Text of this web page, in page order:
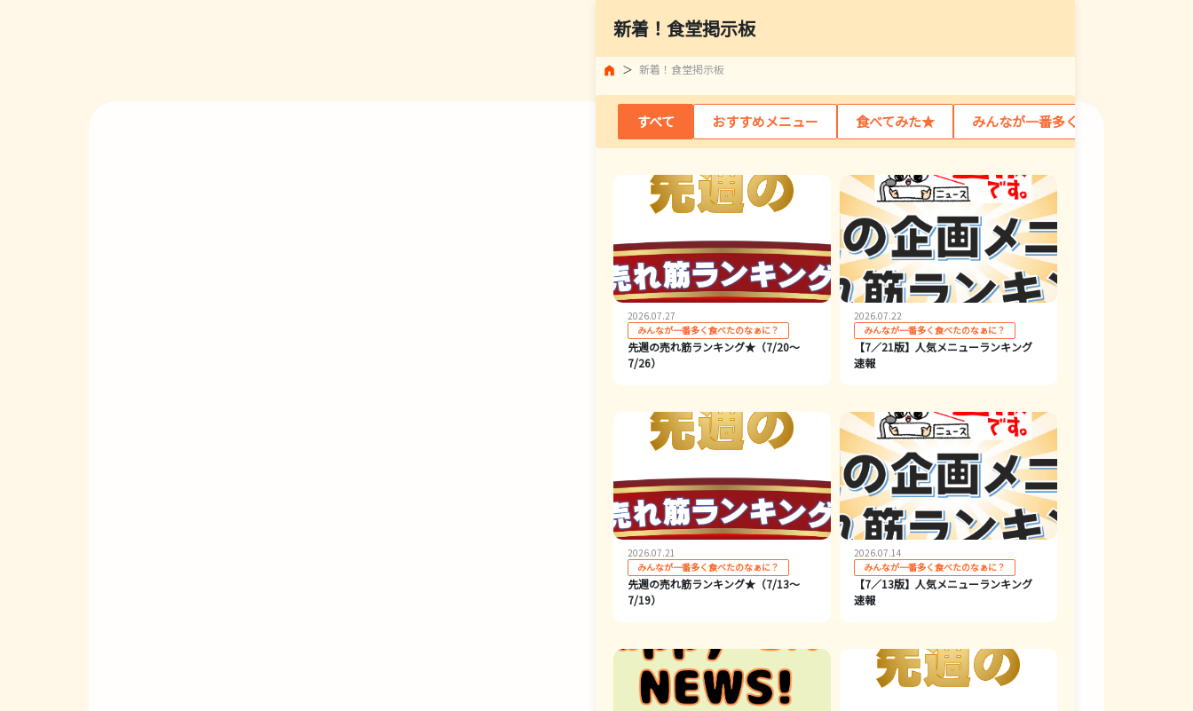
新着！食堂掲示板
新着！食堂掲示板
すべて おすすめメニュー 食べてみた★ みんなが一番多く食べたのなぁに？
2026.07.27
みんなが一番多く食べたのなぁに？
先週の売れ筋ランキング★（7/20～
7/26）
2026.07.22
みんなが一番多く食べたのなぁに？
【7／21版】人気メニューランキング
速報
2026.07.21
みんなが一番多く食べたのなぁに？
先週の売れ筋ランキング★（7/13～
7/19）
2026.07.14
みんなが一番多く食べたのなぁに？
【7／13版】人気メニューランキング
速報